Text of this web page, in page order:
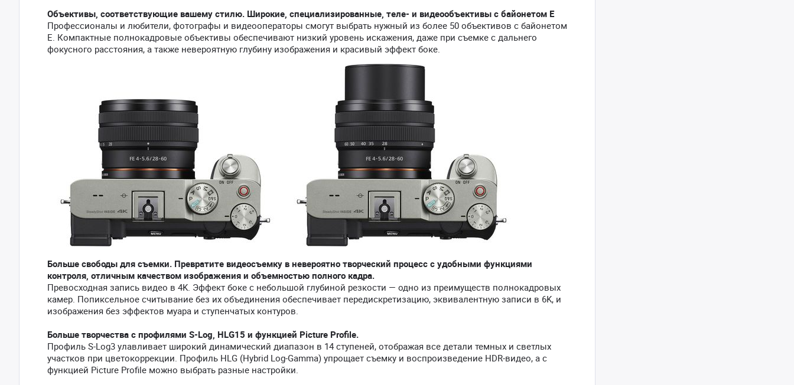
Объективы, соответствующие вашему стилю. Широкие, специализированные, теле- и видеообъективы с байонетом E
Профессионалы и любители, фотографы и видеооператоры смогут выбрать нужный из более 50 объективов с байонетом
E. Компактные полнокадровые объективы обеспечивают низкий уровень искажения, даже при съемке с дальнего
фокусного расстояния, а также невероятную глубину изображения и красивый эффект боке.
Больше свободы для съемки. Превратите видеосъемку в невероятно творческий процесс с удобными функциями
контроля, отличным качеством изображения и объемностью полного кадра.
Превосходная запись видео в 4K. Эффект боке с небольшой глубиной резкости — одно из преимуществ полнокадровых
камер. Попиксельное считывание без их объединения обеспечивает передискретизацию, эквивалентную записи в 6K, и
изображения без эффектов муара и ступенчатых контуров.
Больше творчества с профилями S-Log, HLG15 и функцией Picture Profile.
Профиль S-Log3 улавливает широкий динамический диапазон в 14 ступеней, отображая все детали темных и светлых
участков при цветокоррекции. Профиль HLG (Hybrid Log-Gamma) упрощает съемку и воспроизведение HDR-видео, а с
функцией Picture Profile можно выбрать разные настройки.